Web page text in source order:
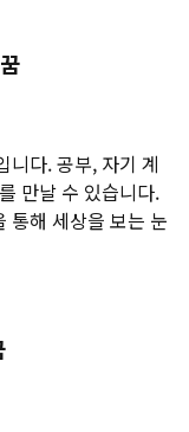
니다. 공부, 자기 계
만날 수 있습니다.
통해 세상을 보는 눈